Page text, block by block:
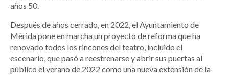
años 50.
Después de años cerrado, en 2022, el Ayuntamiento de
Mérida pone en marcha un proyecto de reforma que ha
renovado todos los rincones del teatro, incluido el
escenario, que pasó a reestrenarse y abrir sus puertas al
público el verano de 2022 como una nueva extensión de la